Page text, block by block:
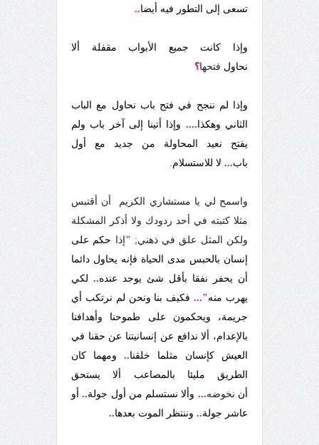
تسعى إلى التطور فيه أيضا..
وإذا كانت جميع الأبواب مقفلة ألا
نحاول فتحها؟
وإذا لم ننجح في فتح باب نحاول مع الباب
الثاني وهكذا .... وإذا أتينا إلى آخر باب ولم
يفتح نعيد المحاولة من جديد مع أول
باب... لا للاستسلام
واسمح لي يا مستشاري الكريم
أن أقتبس
مثلا كتبته في أحد ردودك ولا أذكر المشكلة
ولكن المثل علق في ذهني; " إذا
حكم على
إنسان بالحبس مدى الحياة فإنه يحاول دائما
أن يحفر نفقا بأقل شئ يوجد عنده.. لكي
يهرب منه"...فكيف بنا ونحن لم نرتكب أي
جريمة، ويحكمون على طموحنا وأهدافنا
بالإعدام، ألا ندافع عن إنسانيتنا عن حقنا في
العيش كإنسان مثلما خلقنا.. ومهما كان
الطريق مليئا بالمصاعب ألا يستحق
أن نخوضه... وألا نستسلم من أول جولة..أو
عاشر جولة.. وننتظر الموت بعدها..